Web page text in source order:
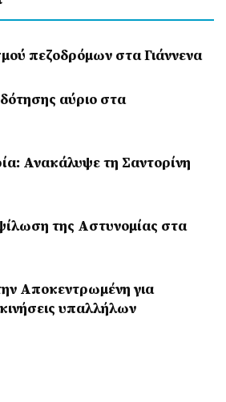
πεζοδρόμων στα Γιάννενα
αύριο στα
Ανακάλυψε τη Σαντορίνη
της Αστυνομίας στα
Αποκεντρωμένη για
υπαλλήλων